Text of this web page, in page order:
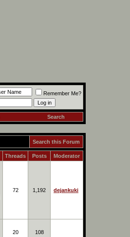
Remember Me?
Search
Search this Forum
Threads Posts
Moderator
72 1,192 dejankuki
20 108